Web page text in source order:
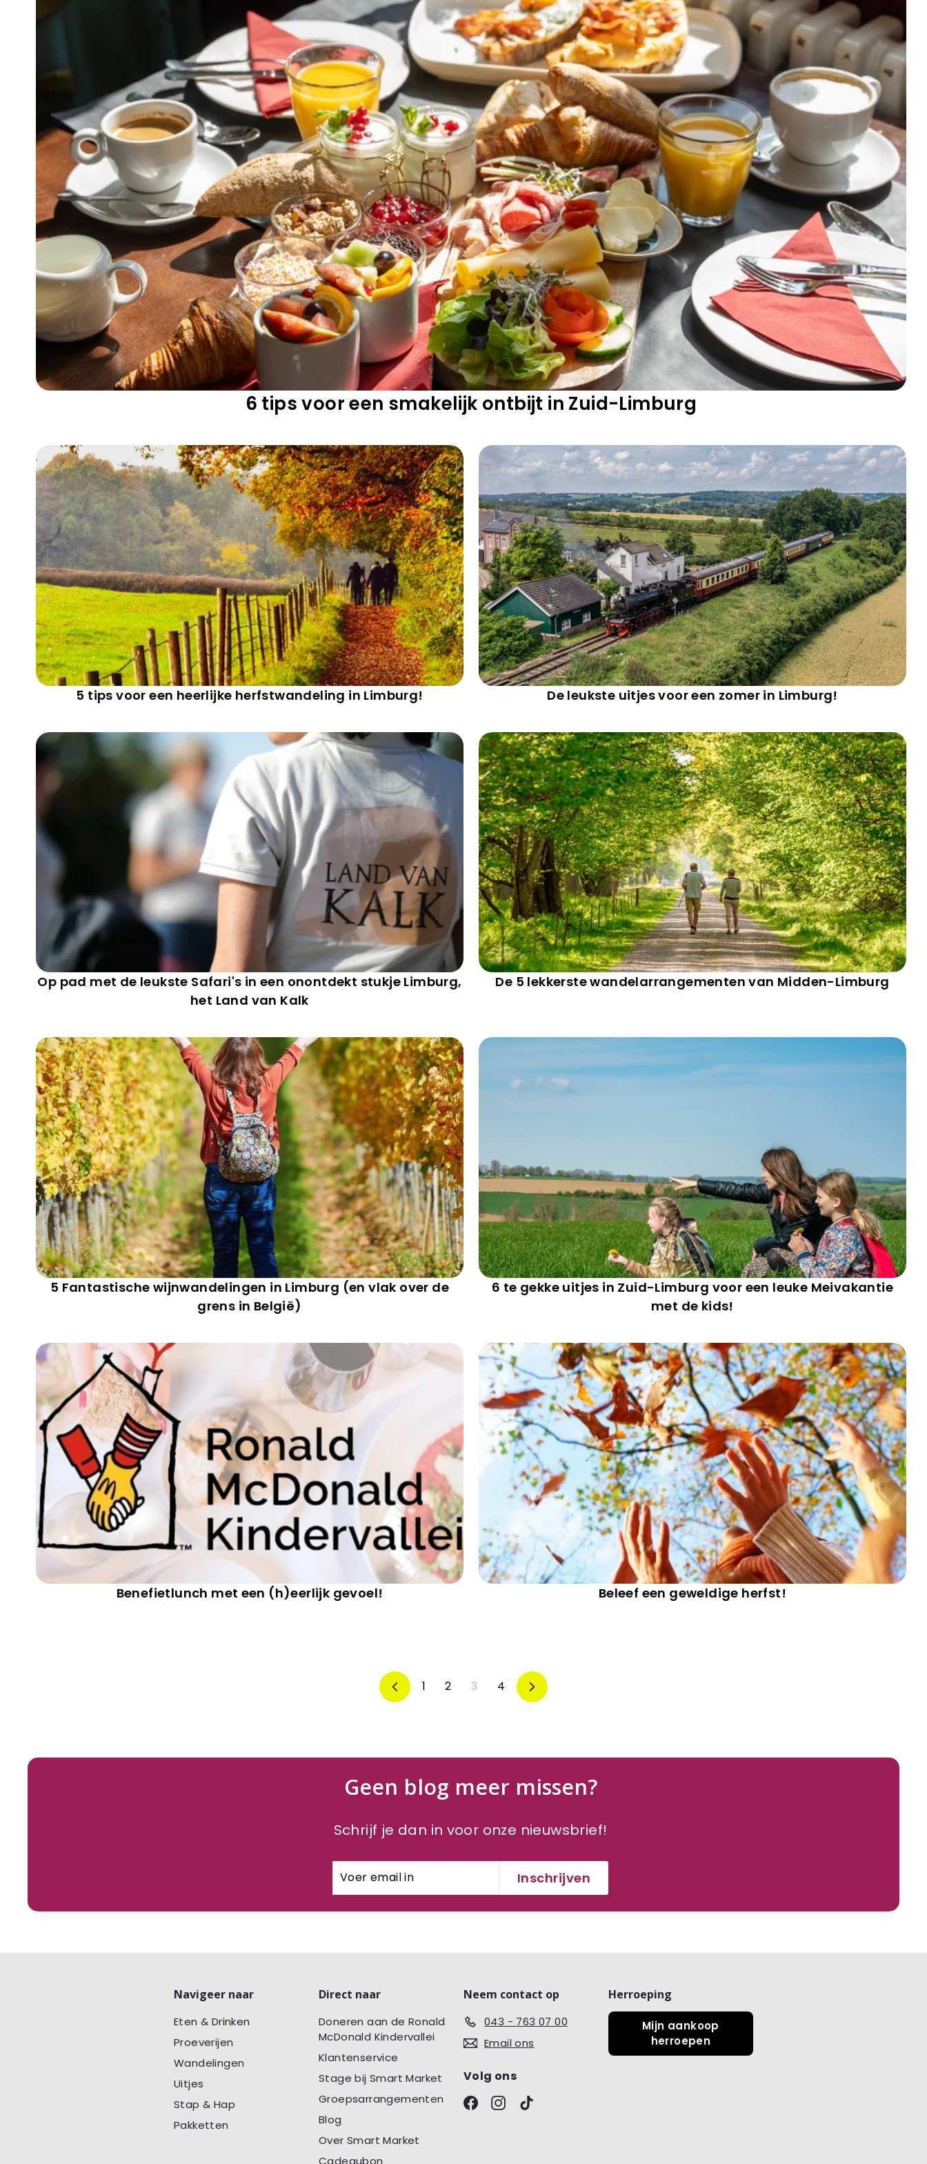
6 tips voor een smakelijk ontbijt in Zuid-Limburg
5 tips voor een heerlijke herfstwandeling in Limburg! De leukste uitjes voor een zomer in Limburg!
Op pad met de leukste Safari's in een onontdekt stukje Limburg,
het Land van Kalk
De 5 lekkerste wandelarrangementen van Midden-Limburg
5 Fantastische wijnwandelingen in Limburg (en vlak over de
grens in België)
6 te gekke uitjes in Zuid-Limburg voor een leuke Meivakantie
met de kids!
Benefietlunch met een (h)eerlijk gevoel! Beleef een geweldige herfst!
Vorige
1 2 3 4
Volgende
Geen blog meer missen?
Schrijf je dan in voor onze nieuwsbrief!
Inschrijven
Navigeer naar
Eten & Drinken
Proeverijen
Wandelingen
Uitjes
Stap & Hap
Pakketten
Direct naar
Doneren aan de Ronald
McDonald Kindervallei
Klantenservice
Stage bij Smart Market
Groepsarrangementen
Blog
Over Smart Market
Cadeaubon
Neem contact op
043 - 763 07 00
Email ons
Volg ons
FacebookInstagram
TikTok
Herroeping
Mijn aankoop
herroepen